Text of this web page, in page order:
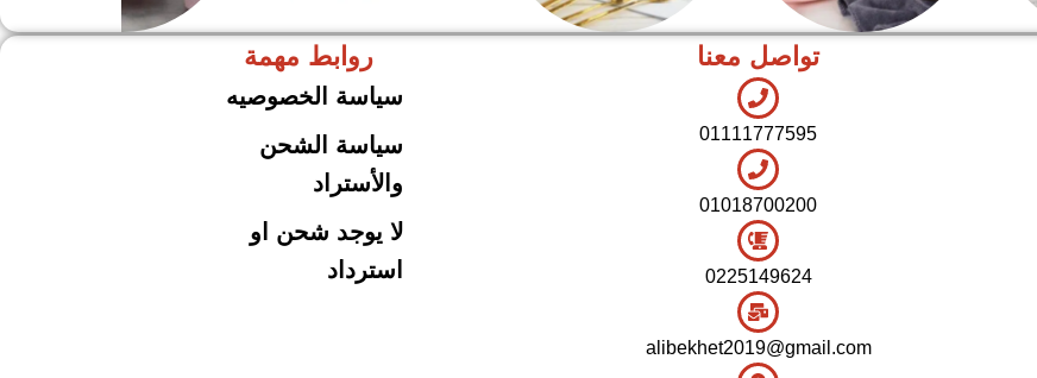
روابط مهمة
سياسة الخصوصيه
سياسة الشحن
والأستراد
لا يوجد شحن او
استرداد
01111777595
01018700200
0225149624
تواصل معنا
alibekhet2019@gmail.com